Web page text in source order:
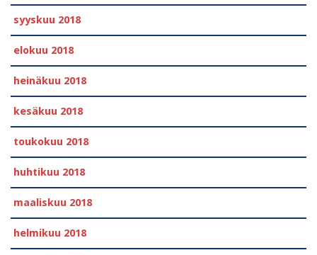
syyskuu 2018
elokuu 2018
heinäkuu 2018
kesäkuu 2018
toukokuu 2018
huhtikuu 2018
maaliskuu 2018
helmikuu 2018